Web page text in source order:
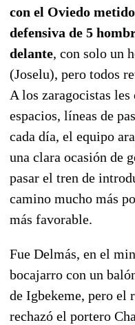
con el Oviedo
defensiva de 5
delante, con solo un
(Joselu), pero todos
A los zaragocistas
espacios, líneas de
cada día, el equipo
una clara ocasión de
pasar el tren de
camino mucho más
más favorable.
Fue Delmás, en el
bocajarro con un
de Igbekeme, pero el
rechazó el portero